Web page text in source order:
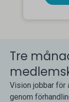
Tre
Vision jobbar för
genom